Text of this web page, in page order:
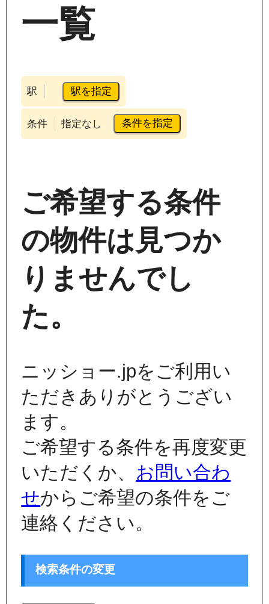
一覧
駅 駅を指定
条件 指定なし 条件を指定
ご希望する条件
の物件は見つか
りませんでし
た。
ニッショー.jpをご利用い
ただきありがとうござい
ます。
ご希望する条件を再度変更
いただくか、 お問い合わ
せからご希望の条件をご
連絡ください。
検索条件の変更